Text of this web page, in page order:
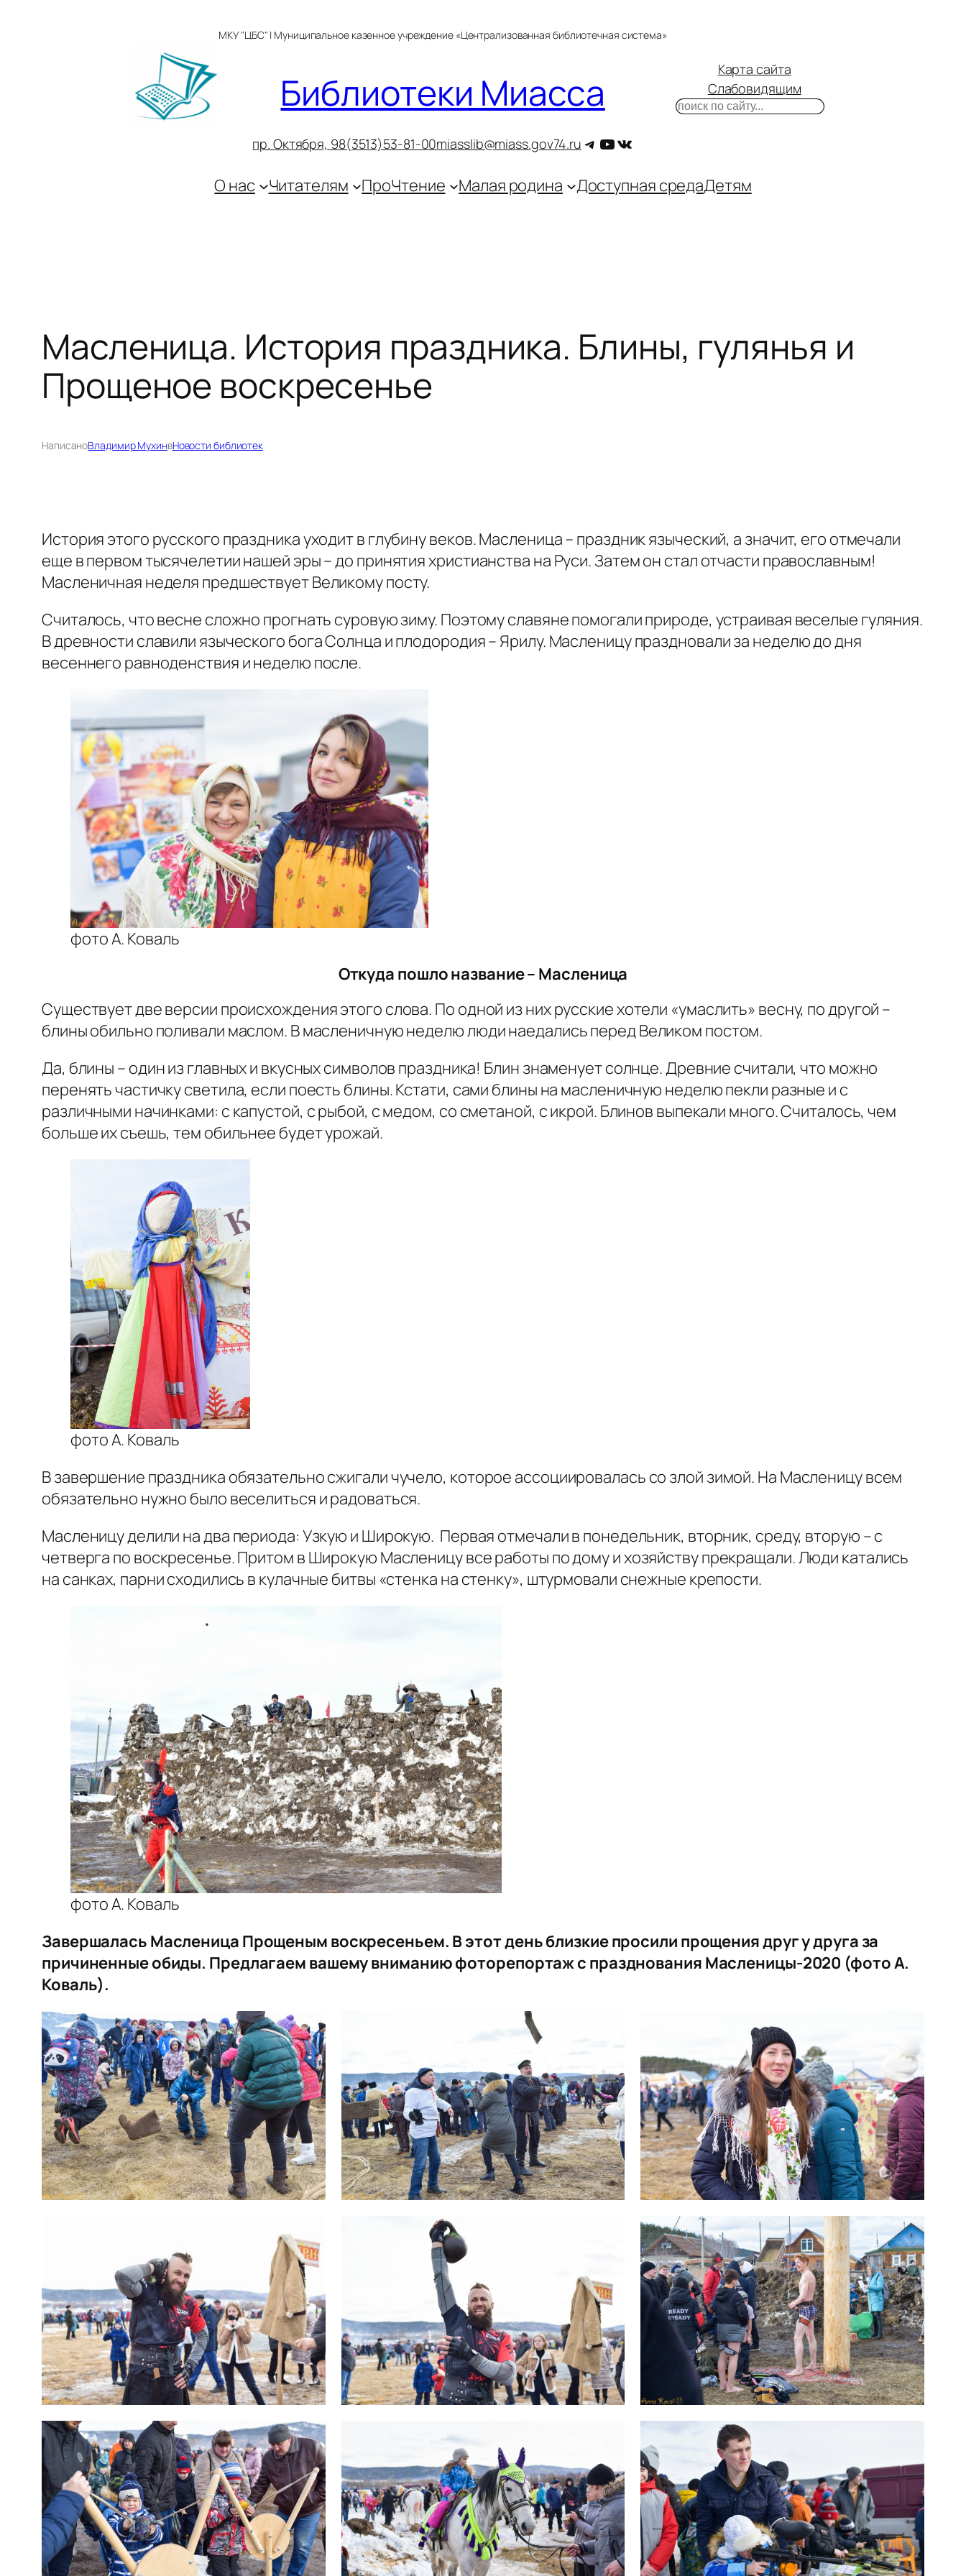
МКУ "ЦБС" | Муниципальное казенное учреждение «Централизованная библиотечная система»
Библиотеки Миасса
пр. Октября, 98(3513)53-81-00miasslib@miass.gov74.ru Telegram
YouTube
ВКонтакте
Карта сайта
Слабовидящим
Поиск
О нас Читателям ПроЧтение Малая родина Доступная средаДетям
Масленица. История праздника. Блины, гулянья и
Прощеное воскресенье
НаписаноВладимир МухинвНовости библиотек
История этого русского праздника уходит в глубину веков. Масленица – праздник языческий, а значит, его отмечали
еще в первом тысячелетии нашей эры – до принятия христианства на Руси. Затем он стал отчасти православным!
Масленичная неделя предшествует Великому посту.
Считалось, что весне сложно прогнать суровую зиму. Поэтому славяне помогали природе, устраивая веселые гуляния.
В древности славили языческого бога Солнца и плодородия – Ярилу. Масленицу праздновали за неделю до дня
весеннего равноденствия и неделю после.
фото А. Коваль
Откуда пошло название – Масленица
Существует две версии происхождения этого слова. По одной из них русские хотели «умаслить» весну, по другой –
блины обильно поливали маслом. В масленичную неделю люди наедались перед Великом постом.
Да, блины – один из главных и вкусных символов праздника! Блин знаменует солнце. Древние считали, что можно
перенять частичку светила, если поесть блины. Кстати, сами блины на масленичную неделю пекли разные и с
различными начинками: с капустой, с рыбой, с медом, со сметаной, с икрой. Блинов выпекали много. Считалось, чем
больше их съешь, тем обильнее будет урожай.
фото А. Коваль
В завершение праздника обязательно сжигали чучело, которое ассоциировалась со злой зимой. На Масленицу всем
обязательно нужно было веселиться и радоваться.
Масленицу делили на два периода: Узкую и Широкую. Первая отмечали в понедельник, вторник, среду, вторую – с
четверга по воскресенье. Притом в Широкую Масленицу все работы по дому и хозяйству прекращали. Люди катались
на санках, парни сходились в кулачные битвы «стенка на стенку», штурмовали снежные крепости.
фото А. Коваль
Завершалась Масленица Прощеным воскресеньем. В этот день близкие просили прощения друг у друга за
причиненные обиды. Предлагаем вашему вниманию фоторепортаж с празднования Масленицы-2020 (фото А.
Коваль).